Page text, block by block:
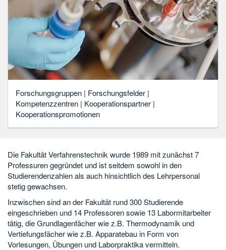
Forschungsgruppen | Forschungsfelder |
Kompetenzzentren | Kooperationspartner |
Kooperationspromotionen
Die Fakultät Verfahrenstechnik wurde 1989 mit zunächst 7
Professuren gegründet und ist seitdem sowohl in den
Studierendenzahlen als auch hinsichtlich des Lehrpersonal
stetig gewachsen.
Inzwischen sind an der Fakultät rund 300 Studierende
eingeschrieben und 14 Professoren sowie 13 Labormitarbeiter
tätig, die Grundlagenfächer wie z.B. Thermodynamik und
Vertiefungsfächer wie z.B. Apparatebau in Form von
Vorlesungen, Übungen und Laborpraktika vermitteln.